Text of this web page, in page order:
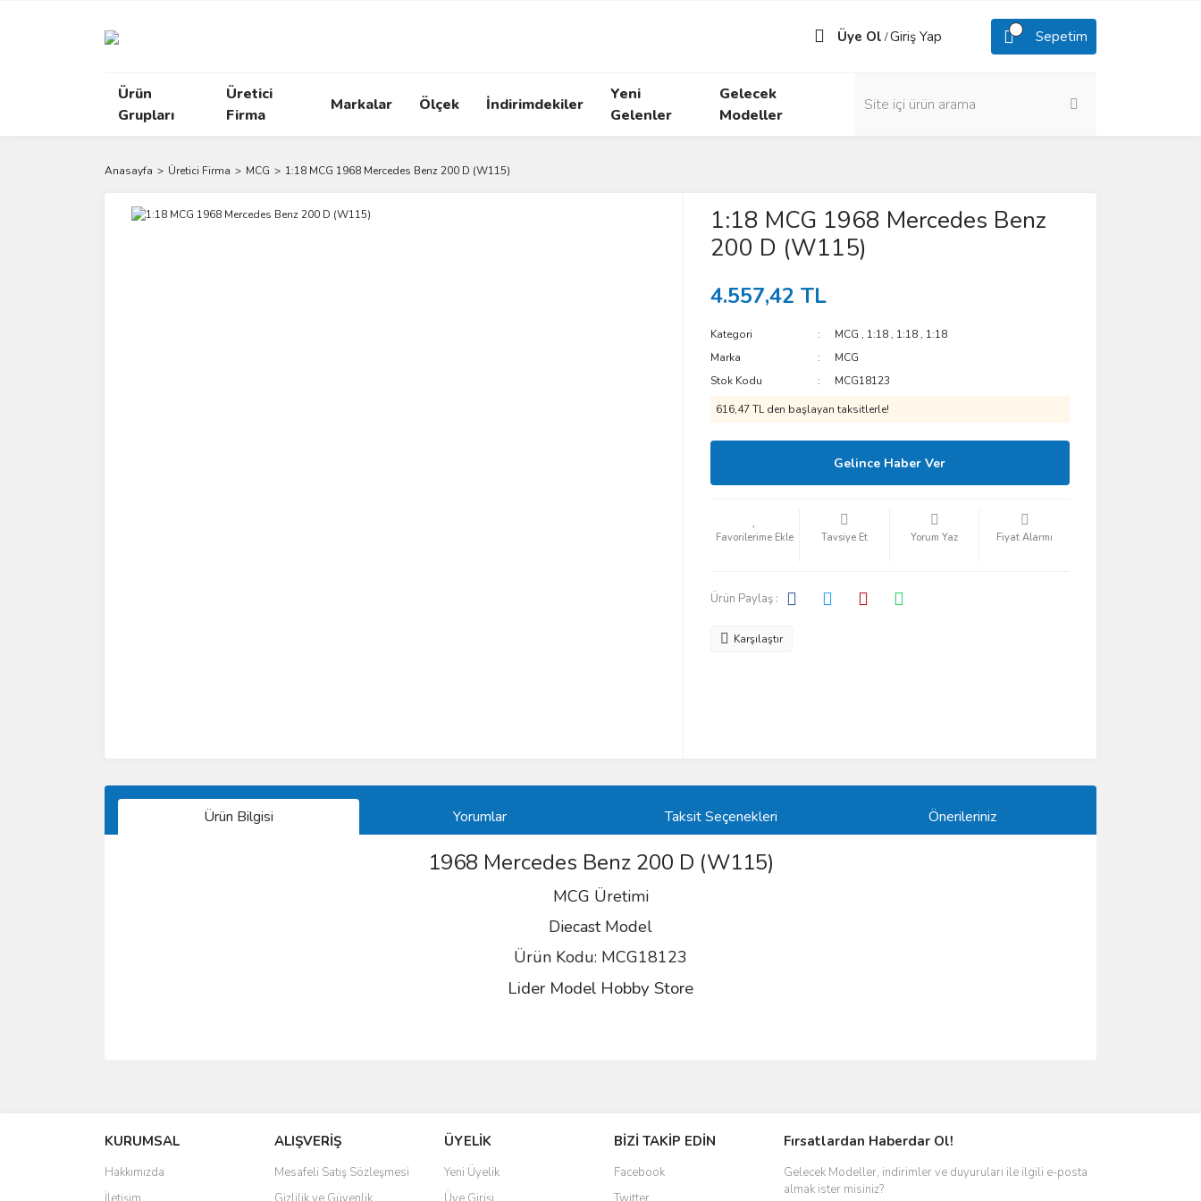
Üye Ol /Giriş Yap Sepetim
Ürün
Grupları
Üretici
Firma
Markalar Ölçek İndirimdekiler
Yeni
Gelenler
Gelecek
Modeller
Anasayfa Üretici Firma MCG 1:18 MCG 1968 Mercedes Benz 200 D (W115)
1:18 MCG 1968 Mercedes Benz
200 D (W115)
4.557,42 TL
Kategori MCG , 1:18 , 1:18 , 1:18
Marka
MCG
Stok Kodu
MCG18123
616,47 TL den başlayan taksitlerle!
Gelince Haber Ver
Tavsiye Et Yorum Yaz Fiyat Alarmı
Ürün Paylaş :
Karşılaştır
Ürün Bilgisi Yorumlar Taksit Seçenekleri Önerileriniz
1968 Mercedes Benz 200 D (W115)
MCG Üretimi
Diecast Model
Ürün Kodu: MCG18123
Lider Model Hobby Store
Ürün resmi kalitesiz, bozuk veya görüntülenemiyor.
Ürün açıklamasında eksik bilgiler bulunuyor.
Ürün bilgilerinde hatalar bulunuyor.
KURUMSAL
Hakkımızda
ALIŞVERİŞ
Mesafeli Satış Sözleşmesi
ÜYELİK
Yeni Üyelik
BİZİ TAKİP EDİN
Facebook
Fırsatlardan Haberdar Ol!
Gelecek Modeller, indirimler ve duyuruları ile ilgili e-posta
almak ister misiniz?